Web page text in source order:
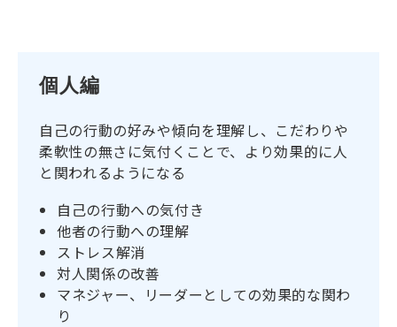
個人編
自己の行動の好みや傾向を理解し、こだわりや
柔軟性の無さに気付くことで、より効果的に人
と関われるようになる
自己の行動への気付き
他者の行動への理解
ストレス解消
対人関係の改善
マネジャー、リーダーとしての効果的な関わ
り